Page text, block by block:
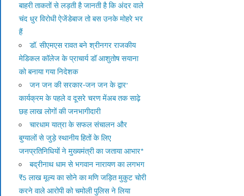
बाहरी ताकतों से लड़ती है जानती है कि अंदर वाले
चंद धुर विरोधी ऐजेंडेबाज तो बस उनके मोहरे भर
हैं
डॉ. सीएमएस रावत बने श्रीनगर राजकीय
मेडिकल कॉलेज के प्राचार्य डॉ आशुतोष सयाना
को बनाया गया निदेशक
जन जन की सरकार-जन जन के द्वार’
कार्यक्रम के पहले व दूसरे चरण मेंअब तक साढ़े
छह लाख लोगों की जनभागीदारी
चारधाम यात्रा के सफल संचालन और
बुग्यालों से जुड़े स्थानीय हितों के लिए
जनप्रतिनिधियों ने मुख्यमंत्री का जताया आभार*
बद्रीनाथ धाम से भगवान नारायण का लगभग
₹5 लाख मूल्य का सोने का मणि जड़ित मुकुट चोरी
करने वाले आरोपी को चमोली पुलिस ने लिया